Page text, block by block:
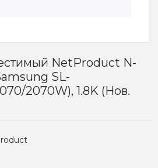
NetProduct N-
SL-
2070W), 1.8K (нов.